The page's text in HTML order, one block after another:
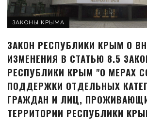
ЗАКОНЫ КРЫМА
ЗАКОН РЕСПУБЛИКИ КРЫМ О
ИЗМЕНЕНИЯ В СТАТЬЮ 8.5
РЕСПУБЛИКИ КРЫМ "О МЕРАХ
ПОДДЕРЖКИ ОТДЕЛЬНЫХ
ГРАЖДАН И ЛИЦ,
ТЕРРИТОРИИ РЕСПУБЛИКИ